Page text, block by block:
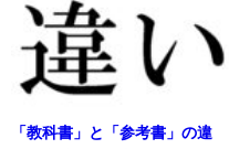
「教科書」と「参考書」の違